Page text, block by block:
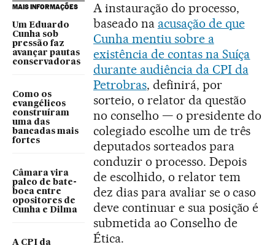
MAIS INFORMAÇÕES
Um Eduardo
Cunha sob
pressão faz
avançar pautas
conservadoras
Como os
evangélicos
construíram
uma das
bancadas mais
fortes
Câmara vira
palco de bate-
boca entre
opositores de
Cunha e Dilma
A CPI da
A instauração do processo,
baseado na acusação de que
Cunha mentiu sobre a
existência de contas na Suíça
durante audiência da CPI da
Petrobras, definirá, por
sorteio, o relator da questão
no conselho — o presidente do
colegiado escolhe um de três
deputados sorteados para
conduzir o processo. Depois
de escolhido, o relator tem
dez dias para avaliar se o caso
deve continuar e sua posição é
submetida ao Conselho de
Ética.